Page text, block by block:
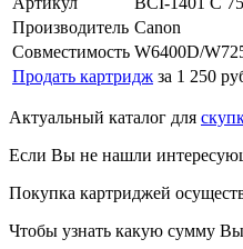
Производитель Canon
Совместимость W6400D/
Продать картридж за 1 250
Актуальный каталог для
Если Вы не нашли
Покупка картриджей
Чтобы узнать какую сумму Вы